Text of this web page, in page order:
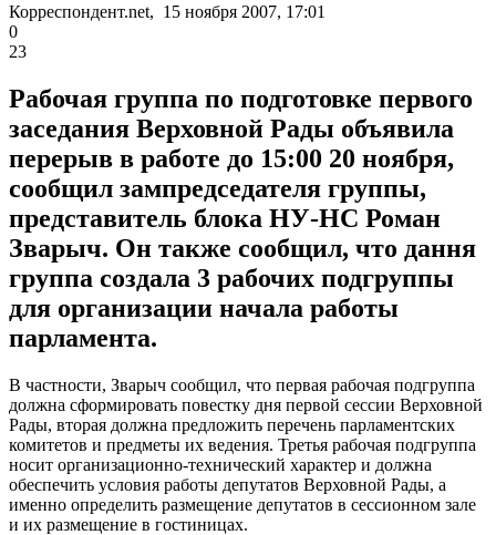
Корреспондент.net, 15 ноября 2007, 17:01
0
23
Рабочая группа по подготовке первого
заседания Верховной Рады объявила
перерыв в работе до 15:00 20 ноября,
сообщил зампредседателя группы,
представитель блока НУ-НС Роман
Зварыч. Он также сообщил, что дання
группа создала 3 рабочих подгруппы
для организации начала работы
парламента.
В частности, Зварыч сообщил, что первая рабочая подгруппа
должна сформировать повестку дня первой сессии Верховной
Рады, вторая должна предложить перечень парламентских
комитетов и предметы их ведения. Третья рабочая подгруппа
носит организационно-технический характер и должна
обеспечить условия работы депутатов Верховной Рады, а
именно определить размещение депутатов в сессионном зале
и их размещение в гостиницах.